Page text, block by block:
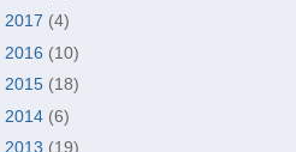
2017 (4)
2016 (10)
2015 (18)
2014 (6)
2013 (19)